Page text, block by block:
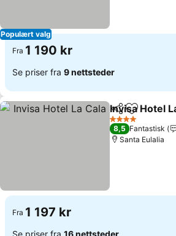
Populært valg
Fra 1 190 kr
Se priser fra 9 nettsteder
Del Legg til i
Invisa Hotel
4 Stjerner
8,5 Fantastisk
Santa Eulalia
Fra 1 197 kr
Se priser fra 16 nettsteder